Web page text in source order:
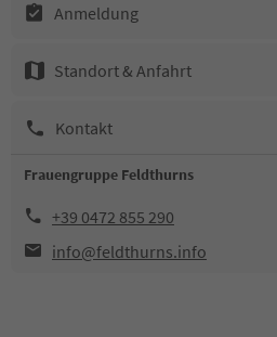
Anmeldung
Standort & Anfahrt
Kontakt
Frauengruppe Feldthurns
+39 0472 855 290
info@feldthurns.info